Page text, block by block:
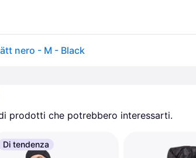
nero - M - Black
prodotti che potrebbero interessarti.
Di tendenza